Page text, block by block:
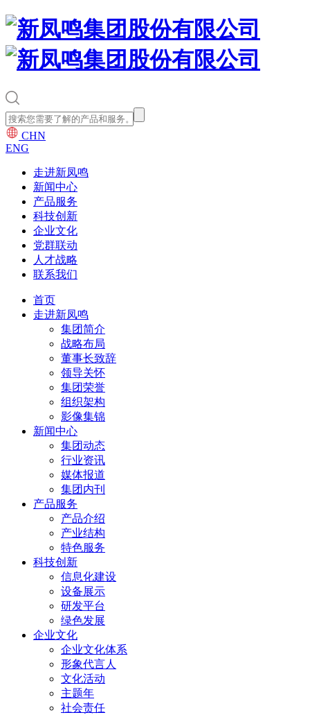
CHN
ENG
走进新凤鸣
新闻中心
产品服务
科技创新
企业文化
党群联动
人才战略
联系我们
首页
走进新凤鸣
集团简介
战略布局
董事长致辞
领导关怀
集团荣誉
组织架构
影像集锦
新闻中心
集团动态
行业资讯
媒体报道
集团内刊
产品服务
产品介绍
产业结构
特色服务
科技创新
信息化建设
设备展示
研发平台
绿色发展
企业文化
企业文化体系
形象代言人
文化活动
主题年
社会责任